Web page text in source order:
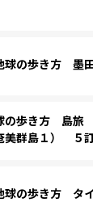
球の歩き方 墨
の歩き方 島
美群島１） ５
の歩き方 タ